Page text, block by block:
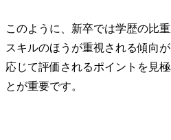
このように、新卒では学歴の比
スキルのほうが重視される傾向
応じて評価されるポイントを見
とが重要です。